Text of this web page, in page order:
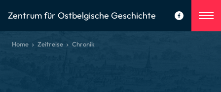
Zentrum für Ostbelgische Geschichte
Home Zeitreise Chronik